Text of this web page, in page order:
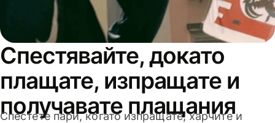
Спестявайте, докато
плащате, изпращате и
получавате плащания
Спестете пари, когато изпращате, харчите и